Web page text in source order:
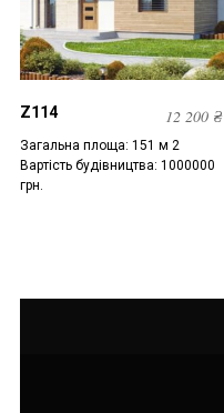
Z114 12 200₴
Загальна площа: 151 м 2
Вартість будівництва: 1000000
грн.